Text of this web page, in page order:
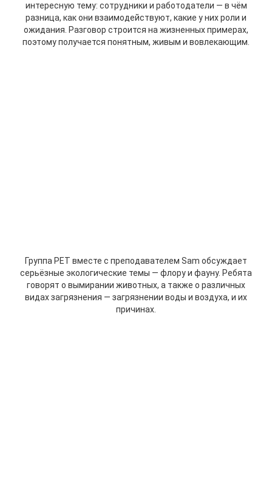
интересную тему: сотрудники и работодатели — в чём
разница, как они взаимодействуют, какие у них роли и
ожидания. Разговор строится на жизненных примерах,
поэтому получается понятным, живым и вовлекающим.
Группа PET вместе с преподавателем Sam обсуждает
серьёзные экологические темы — флору и фауну. Ребята
говорят о вымирании животных, а также о различных
видах загрязнения — загрязнении воды и воздуха, и их
причинах.